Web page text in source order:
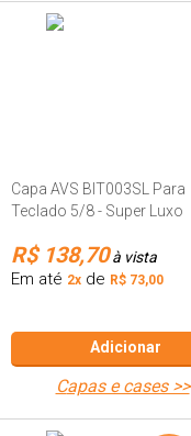
Capa AVS BIT003SL Para
Teclado 5/8 - Super Luxo
R$ 138,70à vista
Em até 2x de R$ 73,00
Adicionar
capas e cases >>